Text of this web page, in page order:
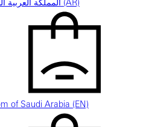
المملكة العربية السعودية (AR)
of Saudi Arabia (EN)